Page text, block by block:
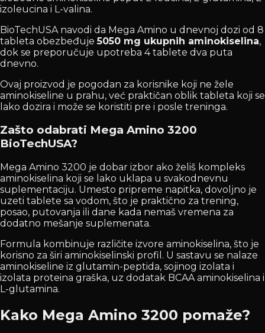
izoleucina i L-valina.
BioTechUSA navodi da Mega Amino u dnevnoj dozi od 8
tableta obezbeđuje5050 mg ukupnih aminokiselina,
dok se preporučuje upotreba 4 tablete dva puta
dnevno.
Ovaj proizvod je pogodan za korisnike koji ne žele
aminokiseline u prahu, već praktičan oblik tableta koji se
lako dozira i može se koristiti pre i posle treninga.
Zašto odabrati Mega Amino 3200
BioTechUSA?
Mega Amino 3200 je dobar izbor ako želiš kompleks
aminokiselina koji se lako uklapa u svakodnevnu
suplementaciju. Umesto pripreme napitka, dovoljno je
uzeti tablete sa vodom, što je praktično za trening,
posao, putovanja ili dane kada nemaš vremena za
dodatno mešanje suplemenata.
Formula kombinuje različite izvore aminokiselina, što je
korisno za širi aminokiselinski profil. U sastavu se nalaze
aminokiseline iz glutamin-peptida, sojinog izolata i
izolata proteina graška, uz dodatak BCAA aminokiselina i
L-glutamina.
Kako Mega Amino 3200 pomaže?